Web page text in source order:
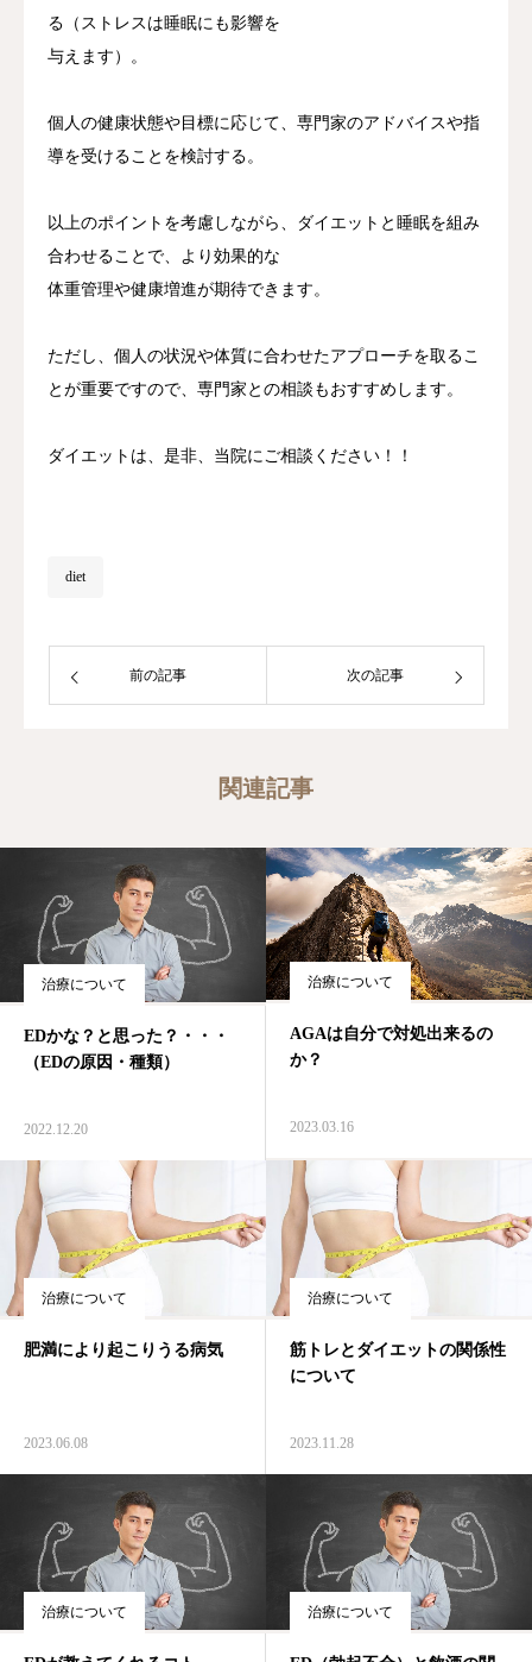
る（ストレスは睡眠にも影響を
与えます）。
個人の健康状態や目標に応じて、専門家のアドバイスや指
導を受けることを検討する。
以上のポイントを考慮しながら、ダイエットと睡眠を組み
合わせることで、より効果的な
体重管理や健康増進が期待できます。
ただし、個人の状況や体質に合わせたアプローチを取るこ
とが重要ですので、専門家との相談もおすすめします。
ダイエットは、是非、当院にご相談ください！！
diet
前の記事 次の記事
関連記事
治療について
EDかな？と思った？・・・
（EDの原因・種類）
2022.12.20
治療について
AGAは自分で対処出来るの
か？
2023.03.16
治療について
肥満により起こりうる病気
2023.06.08
治療について
筋トレとダイエットの関係性
について
2023.11.28
治療について 治療について